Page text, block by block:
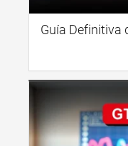
Guía Definitiva